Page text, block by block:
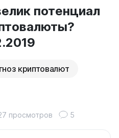
потенциал
криптовалют
просмотров 5